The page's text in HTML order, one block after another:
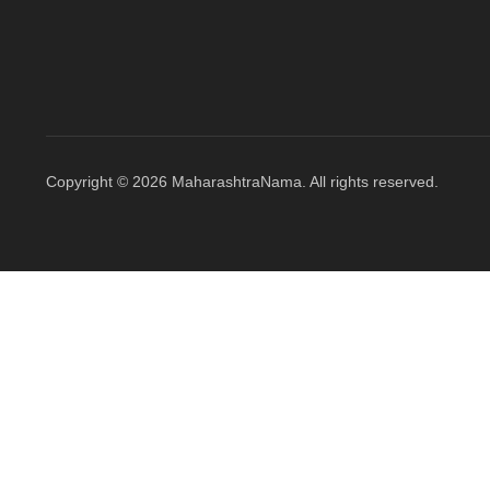
Copyright © 2026 MaharashtraNama. All rights reserved.